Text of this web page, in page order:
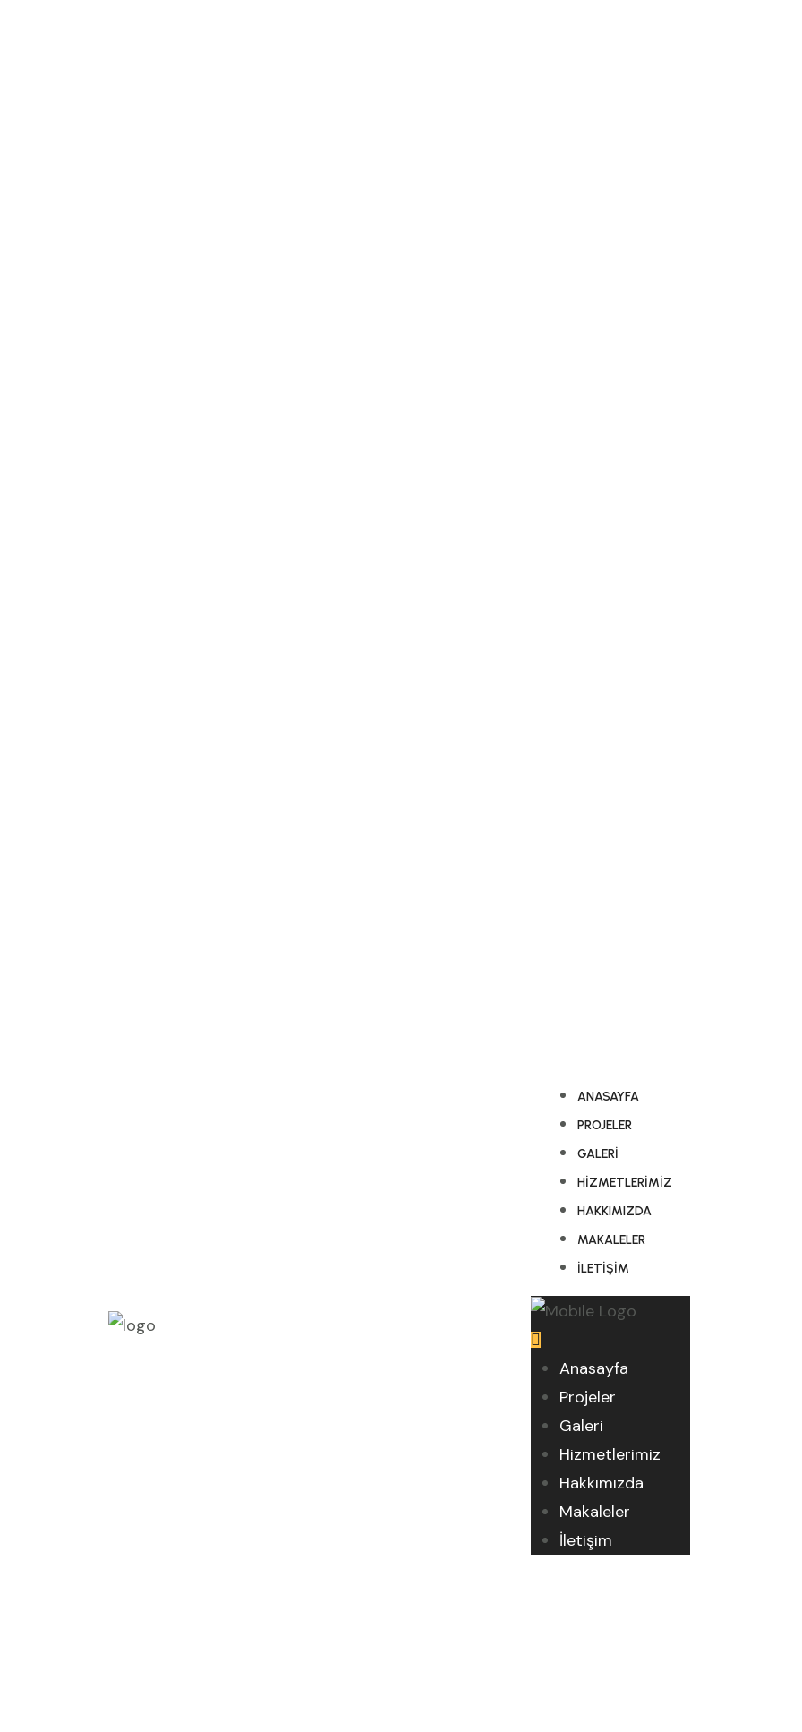
ANASAYFA
PROJELER
GALERI
HIZMETLERIMIZ
HAKKIMIZDA
MAKALELER
İLETIŞIM
Anasayfa
Projeler
Galeri
Hizmetlerimiz
Hakkımızda
Makaleler
İletişim